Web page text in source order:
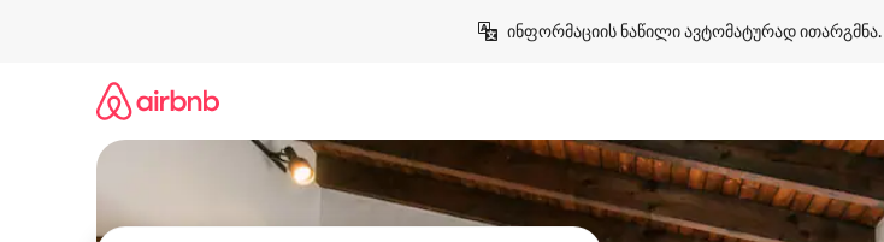
ინფორმაციის ნაწილი ავტომატურად ითარგმნა.